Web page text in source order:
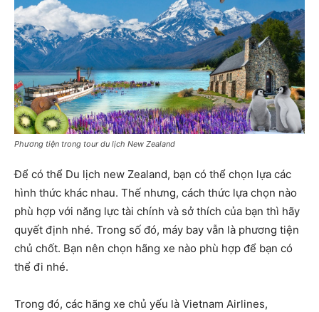
Phương tiện trong tour du lịch New Zealand
Để có thể Du lịch new Zealand, bạn có thể chọn lựa các
hình thức khác nhau. Thế nhưng, cách thức lựa chọn nào
phù hợp với năng lực tài chính và sở thích của bạn thì hãy
quyết định nhé. Trong số đó, máy bay vẫn là phương tiện
chủ chốt. Bạn nên chọn hãng xe nào phù hợp để bạn có
thể đi nhé.
Trong đó, các hãng xe chủ yếu là Vietnam Airlines,